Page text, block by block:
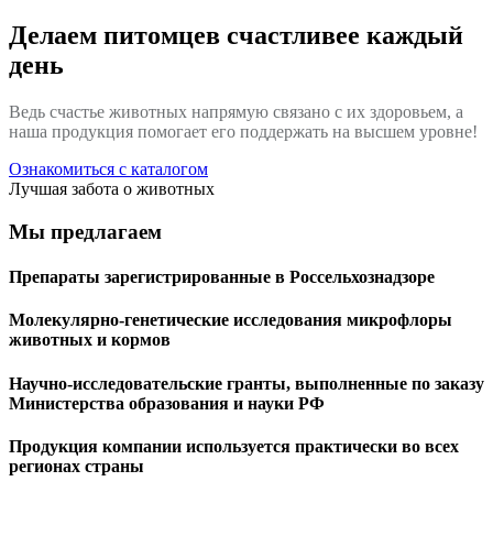
Делаем питомцев счастливее каждый
день
Ведь счастье животных напрямую связано с их здоровьем, а
наша продукция помогает его поддержать на высшем уровне!
Ознакомиться с каталогом
Лучшая забота о животных
Мы предлагаем
Препараты зарегистрированные в Россельхознадзоре
Молекулярно-генетические исследования микрофлоры
животных и кормов
Научно-исследовательские гранты, выполненные по заказу
Министерства образования и науки РФ
Продукция компании используется практически во всех
регионах страны